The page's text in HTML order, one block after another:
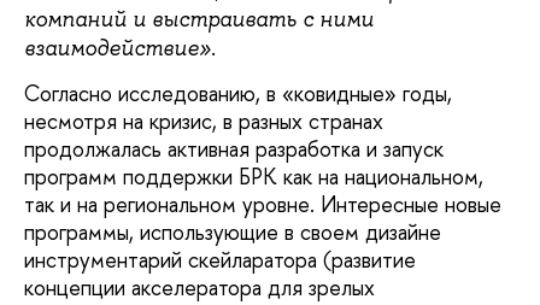
компаний и выстраивать с ними
взаимодействие».
Согласно исследованию, в «ковидные» годы,
несмотря на кризис, в разных странах
продолжалась активная разработка и запуск
программ поддержки БРК как на национальном,
так и на региональном уровне. Интересные новые
программы, использующие в своем дизайне
инструментарий скейларатора (развитие
концепции акселератора для зрелых